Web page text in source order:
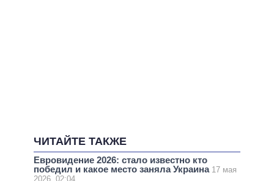
ЧИТАЙТЕ ТАКЖЕ
Евровидение 2026: стало известно кто
победил и какое место заняла Украина 17 мая
2026, 02:04